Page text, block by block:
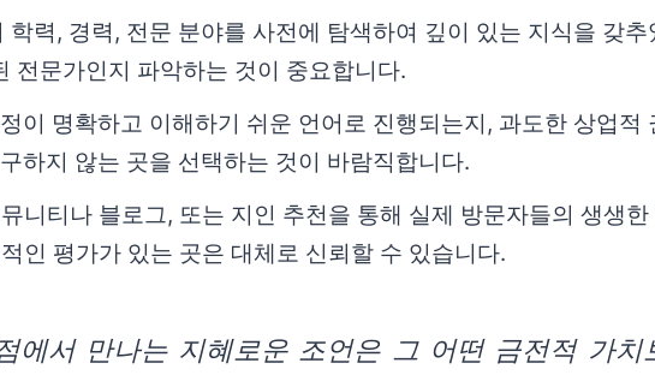
학력, 경력, 전문 분야를 사전에 탐색하여 깊이 있는 지식을 갖
전문가인지 파악하는 것이 중요합니다.
이 명확하고 이해하기 쉬운 언어로 진행되는지, 과도한 상업
하지 않는 곳을 선택하는 것이 바람직합니다.
니티나 블로그, 또는 지인 추천을 통해 실제 방문자들의 생생
인 평가가 있는 곳은 대체로 신뢰할 수 있습니다.
에서 만나는 지혜로운 조언은 그 어떤 금전적 가치